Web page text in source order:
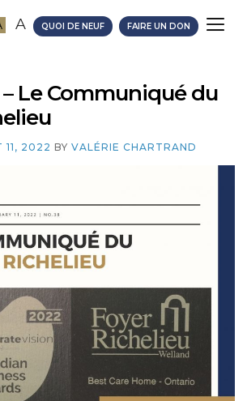
A QUOI DE NEUF FAIRE UN DON
– Le Communiqué du
11, 2022 BY VALÉRIE CHARTRAND